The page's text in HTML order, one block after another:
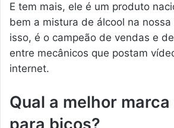
E tem mais, ele é um produto
bem a mistura de álcool na nossa
isso, é o campeão de vendas e
entre mecânicos que postam
internet.
Qual a melhor